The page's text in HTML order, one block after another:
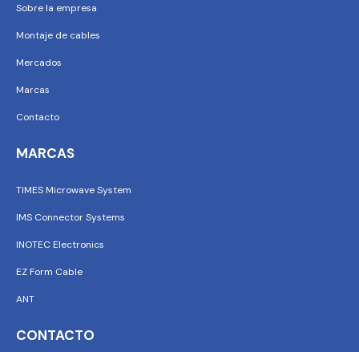
Sobre la empresa
Montaje de cables
Mercados
Marcas
Contacto
MARCAS
TIMES Microwave System
IMS Connector Systems
INOTEC Electronics
EZ Form Cable
ANT
CONTACTO